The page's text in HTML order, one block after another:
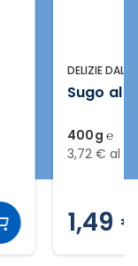
DELIZIE DAL
Sugo al
400g ℮
3,72 € al
1,49